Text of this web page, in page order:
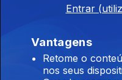
Entrar
Vantagens
Retome o
nos seus